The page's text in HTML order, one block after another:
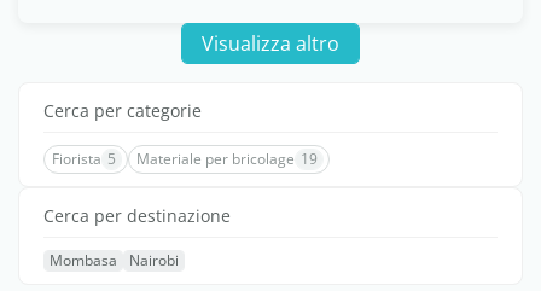
Visualizza altro
Cerca per categorie
Fiorista 5 Materiale per bricolage 19
Cerca per destinazione
Mombasa Nairobi